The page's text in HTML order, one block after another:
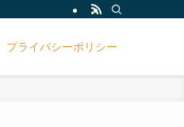
プライバシーポリシー